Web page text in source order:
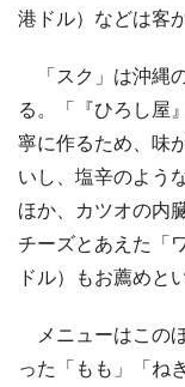
港ドル）などは客
「スク」は沖縄
る。「『ひろし屋
寧に作るため、味
いし、塩辛のよう
ほか、カツオの内
チーズとあえた「
ドル）もお薦めと
メニューはこの
った「もも」「ね